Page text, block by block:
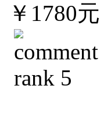
￥1780元